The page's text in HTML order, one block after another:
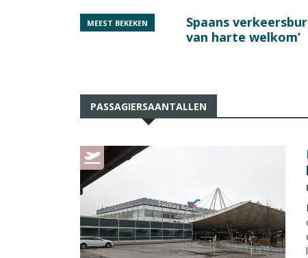
MEEST BEKEKEN
Spaans
van harte welkom’
PASSAGIERSAANTALLEN